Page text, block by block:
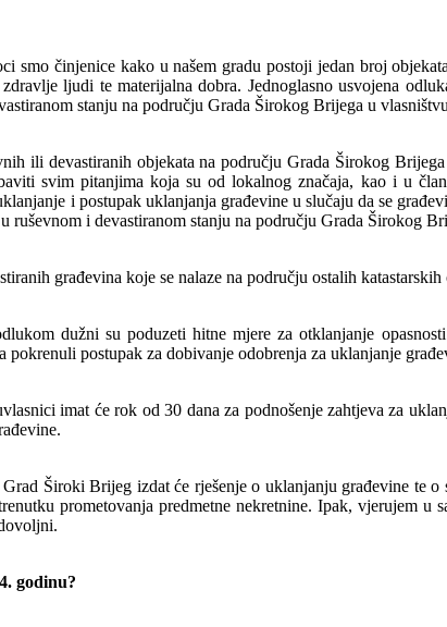
smo činjenice kako u našem gradu postoji jedan broj
ljudi te materijalna dobra. Jednoglasno usvojena
stanju na području Grada Širokog Brijega u
ili devastiranih objekata na području Grada Širokog
svim pitanjima koja su od lokalnog značaja, kao i u
i postupak uklanjanja građevine u slučaju da se
ruševnom i devastiranom stanju na području Grada Širokog
građevina koje se nalaze na području ostalih
dužni su poduzeti hitne mjere za otklanjanje
pokrenuli postupak za dobivanje odobrenja za uklanjanje
imat će rok od 30 dana za podnošenje zahtjeva za
Široki Brijeg izdat će rješenje o uklanjanju građevine te
prometovanja predmetne nekretnine. Ipak, vjerujem u
godinu?